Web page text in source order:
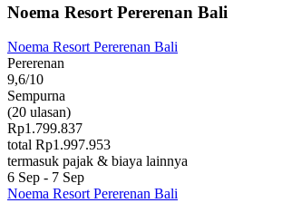
Noema Resort Pererenan Bali
Noema Resort Pererenan Bali
Pererenan
9,6/10
Sempurna
(20 ulasan)
Rp1.799.837
total Rp1.997.953
termasuk pajak & biaya lainnya
6 Sep - 7 Sep
Noema Resort Pererenan Bali